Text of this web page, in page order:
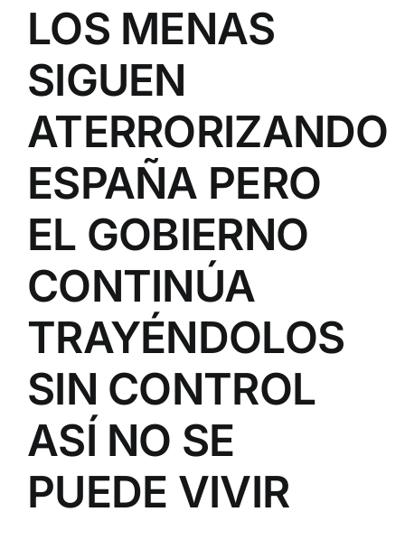
LOS MENAS
SIGUEN
ATERRORIZANDO
ESPAÑA PERO
EL GOBIERNO
CONTINÚA
TRAYÉNDOLOS
SIN CONTROL
ASÍ NO SE
PUEDE VIVIR